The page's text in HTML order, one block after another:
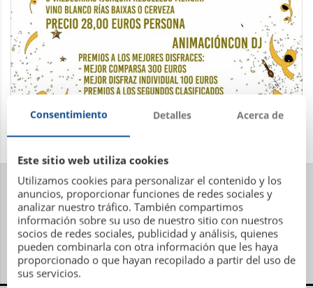
Consentimiento Detalles Acerca de
Este sitio web utiliza cookies
Utilizamos cookies para personalizar el contenido y los
anuncios, proporcionar funciones de redes sociales y
analizar nuestro tráfico. También compartimos
información sobre su uso de nuestro sitio con nuestros
socios de redes sociales, publicidad y análisis, quienes
pueden combinarla con otra información que les haya
proporcionado o que hayan recopilado a partir del uso de
sus servicios.